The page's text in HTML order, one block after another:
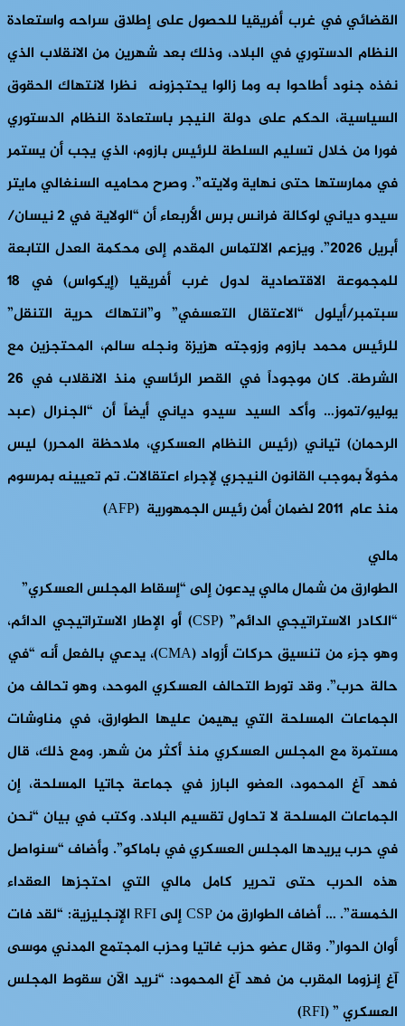
القضائي في غرب أفريقيا للحصول على إطلاق سراحه واستعادة
النظام الدستوري في البلاد، وذلك بعد شهرين من الانقلاب الذي
نفذه جنود أطاحوا به وما زالوا يحتجزونه نظرا لانتهاك الحقوق
السياسية، الحكم على دولة النيجر باستعادة النظام الدستوري
فورا من خلال تسليم السلطة للرئيس بازوم، الذي يجب أن يستمر
في ممارستها حتى نهاية ولايته”. وصرح محاميه السنغالي مايتر
سيدو دياني لوكالة فرانس برس الأربعاء أن “الولاية في 2 نيسان/
أبريل 2026”. ويزعم الالتماس المقدم إلى محكمة العدل التابعة
للمجموعة الاقتصادية لدول غرب أفريقيا (إيكواس) في 18
سبتمبر/أيلول “الاعتقال التعسفي” و”انتهاك حرية التنقل”
للرئيس محمد بازوم وزوجته هزيزة ونجله سالم، المحتجزين مع
الشرطة. كان موجوداً في القصر الرئاسي منذ الانقلاب في 26
يوليو/تموز… وأكد السيد سيدو دياني أيضاً أن “الجنرال (عبد
الرحمان) تياني (رئيس النظام العسكري، ملاحظة المحرر) ليس
مخولاً بموجب القانون النيجري لإجراء اعتقالات. تم تعيينه بمرسوم
منذ عام 2011 لضمان أمن رئيس الجمهورية (AFP)
مالي
الطوارق من شمال مالي يدعون إلى “إسقاط المجلس العسكري”
“الكادر الاستراتيجي الدائم” (CSP) أو الإطار الاستراتيجي الدائم،
وهو جزء من تنسيق حركات أزواد (CMA)، يدعي بالفعل أنه “في
حالة حرب”. وقد تورط التحالف العسكري الموحد، وهو تحالف من
الجماعات المسلحة التي يهيمن عليها الطوارق، في مناوشات
مستمرة مع المجلس العسكري منذ أكثر من شهر. ومع ذلك، قال
فهد آغ المحمود، العضو البارز في جماعة جاتيا المسلحة، إن
الجماعات المسلحة لا تحاول تقسيم البلاد. وكتب في بيان “نحن
في حرب يريدها المجلس العسكري في باماكو”. وأضاف “سنواصل
هذه الحرب حتى تحرير كامل مالي التي احتجزها العقداء
الخمسة”. … أضاف الطوارق من CSP إلى RFI الإنجليزية: “لقد فات
أوان الحوار”. وقال عضو حزب غاتيا وحزب المجتمع المدني موسى
آغ إنزوما المقرب من فهد آغ المحمود: “نريد الآن سقوط المجلس
العسكري ” (RFI)